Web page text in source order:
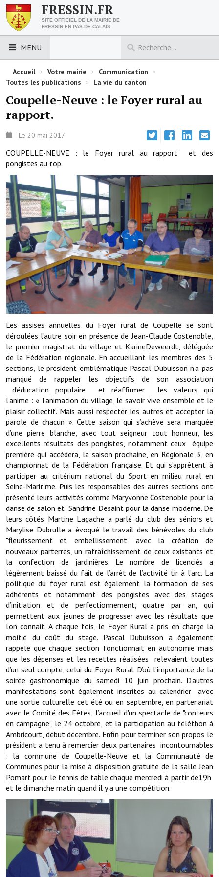
FRESSIN.FR
SITE OFFICIEL DE LA MAIRIE DE
FRESSIN EN PAS-DE-CALAIS
MENU
LES ESSENTIELS
Découvrez Fressin
Venir à Fressin
Urbanisme
Nous contacter
Horaires de la mairie
Les foulées fressinoises
ACCÈS RAPIDE
Démarches administratives
Projets et travaux en cours
Fêtes et manifestations
Numéros d'urgence
VOTRE MAIRIE
Elus et agents
L'équipe municipale
Le personnel municipal
Les moyens financiers
Note de synthèse financière
Rapport d'orientation budgétaire
Actions et projets
Projets et travaux en cours
Procès verbaux des conseils municipaux
Communication
Le bulletin municipal : Fressinfo & Le Fressinois
Toutes les publications
Le village dans l'intercommunalité
Communauté de communes
Autres groupements
Les réseaux partenaires
L'association des maires
L'office de tourisme
Le conseil départemental
VILLE PRATIQUE
Services publics intercommunaux
Affaires scolaires, CCAS
Eaux, assainissement
France services
France Renov
Déchets ménagers, tri sélectif, encombrants
Accueil > Votre mairie > Communication >
Toutes les publications > La vie du canton
Coupelle-Neuve : le Foyer rural au
rapport.
Le 20 mai 2017
COUPELLE-NEUVE : le Foyer rural au rapport et des
pongistes au top.
Les assises annuelles du Foyer rural de Coupelle se sont
déroulées l’autre soir en présence de Jean-Claude Costenoble,
le premier magistrat du village et KarineDeweerdt, déléguée
de la Fédération régionale. En accueillant les membres des 5
sections, le président emblématique Pascal Dubuisson n’a pas
manqué de rappeler les objectifs de son association
d’éducation populaire et réaffirmer les valeurs qui
l’anime : « l’animation du village, le savoir vive ensemble et le
plaisir collectif. Mais aussi respecter les autres et accepter la
parole de chacun ». Cette saison qui s’achève sera marquée
d’une pierre blanche, avec tout seigneur tout honneur, les
excellents résultats des pongistes, notamment ceux équipe
première qui accèdera, la saison prochaine, en Régionale 3, en
championnat de la Fédération française. Et qui s’apprêtent à
participer au critérium national du Sport en milieu rural en
Seine-Maritime. Puis les responsables des autres sections ont
présenté leurs activités comme Maryvonne Costenoble pour la
danse de salon et Sandrine Desaint pour la danse moderne. De
leurs côtés Martine Lagache a parlé du club des séniors et
Marylise Dubrulle a évoqué le travail des bénévoles du club
"fleurissement et embellissement" avec la création de
nouveaux parterres, un rafraîchissement de ceux existants et
la confection de jardinières. Le nombre de licenciés a
légèrement baissé du fait de l’arrêt de l’activité tir à l’arc. La
politique du foyer rural est également la formation de ses
adhérents et notamment des pongistes avec des stages
d’initiation et de perfectionnement, quatre par an, qui
permettent aux jeunes de progresser avec les résultats que
l’on connait. A chaque fois, le Foyer Rural a pris en charge la
moitié du coût du stage. Pascal Dubuisson a également
rappelé que chaque section fonctionnait en autonomie mais
que les dépenses et les recettes réalisées relevaient toutes
d’un seul compte, celui du Foyer Rural. D’où l’importance de la
soirée gastronomique du samedi 10 juin prochain. D’autres
manifestations sont également inscrites au calendrier avec
une sortie culturelle cet été ou en septembre, en partenariat
avec le Comité des Fêtes, l’accueil d'un spectacle de "conteurs
en campagne", le 24 octobre, et la participation au téléthon à
Ambricourt, début décembre. Enfin pour terminer son propos le
président a tenu à remercier deux partenaires incontournables
: la commune de Coupelle-Neuve et la Communauté de
Communes pour la mise à disposition gratuite de la salle Jean
Pomart pour le tennis de table chaque mercredi à partir de19h
et le dimanche matin quand il y a une compétition.